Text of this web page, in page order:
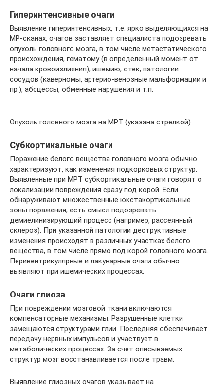
Гиперинтенсивные очаги
Выявление гиперинтенсивных, т.е. ярко выделяющихся на
МР-сканах, очагов заставляет специалиста подозревать
опухоль головного мозга, в том числе метастатического
происхождения, гематому (в определенный момент от
начала кровоизлияния), ишемию, отек, патологии
сосудов (каверномы, артерио-венозные мальформации и
пр.), абсцессы, обменные нарушения и т.п.
Опухоль головного мозга на МРТ (указана стрелкой)
Субкортикальные очаги
Поражение белого вещества головного мозга обычно
характеризуют, как изменения подкорковых структур.
Выявленные при МРТ субкортикальные очаги говорят о
локализации повреждения сразу под корой. Если
обнаруживают множественные юкстакортикальные
зоны поражения, есть смысл подозревать
демиелинизирующий процесс (например, рассеянный
склероз). При указанной патологии деструктивные
изменения происходят в различных участках белого
вещества, в том числе прямо под корой головного мозга.
Перивентрикулярные и лакунарные очаги обычно
выявляют при ишемических процессах.
Очаги глиоза
При повреждении мозговой ткани включаются
компенсаторные механизмы. Разрушенные клетки
замещаются структурами глии. Последняя обеспечивает
передачу нервных импульсов и участвует в
метаболических процессах. За счет описываемых
структур мозг восстанавливается после травм.
Выявление глиозных очагов указывает на